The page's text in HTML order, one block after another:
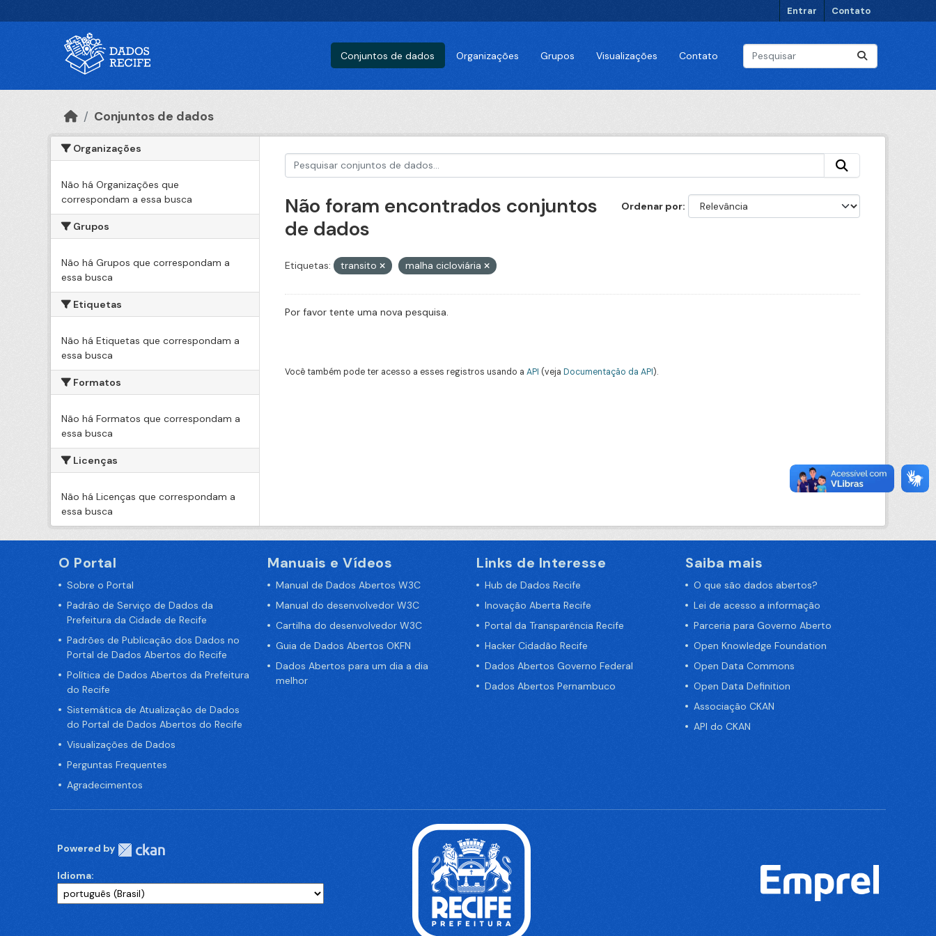
Entrar Contato
Conjuntos de dados Organizações Grupos Visualizações Contato
Conjuntos de dados
Organizações
Não há Organizações que
correspondam a essa busca
Grupos
Não há Grupos que correspondam a
essa busca
Etiquetas
Não há Etiquetas que correspondam a
essa busca
Formatos
Não há Formatos que correspondam a
essa busca
Licenças
Não há Licenças que correspondam a
essa busca
Ordenar por
Não foram encontrados conjuntos
de dados
Etiquetas: transito malha cicloviária
Por favor tente uma nova pesquisa.
Você também pode ter acesso a esses registros usando a API (veja Documentação da API).
O Portal
Sobre o Portal
Padrão de Serviço de Dados da
Prefeitura da Cidade de Recife
Padrões de Publicação dos Dados no
Portal de Dados Abertos do Recife
Política de Dados Abertos da Prefeitura
do Recife
Sistemática de Atualização de Dados
do Portal de Dados Abertos do Recife
Visualizações de Dados
Perguntas Frequentes
Agradecimentos
Manuais e Vídeos
Manual de Dados Abertos W3C
Manual do desenvolvedor W3C
Cartilha do desenvolvedor W3C
Guia de Dados Abertos OKFN
Dados Abertos para um dia a dia
melhor
Links de Interesse
Hub de Dados Recife
Inovação Aberta Recife
Portal da Transparência Recife
Hacker Cidadão Recife
Dados Abertos Governo Federal
Dados Abertos Pernambuco
Saiba mais
O que são dados abertos?
Lei de acesso a informação
Parceria para Governo Aberto
Open Knowledge Foundation
Open Data Commons
Open Data Definition
Associação CKAN
API do CKAN
Powered by
Idioma